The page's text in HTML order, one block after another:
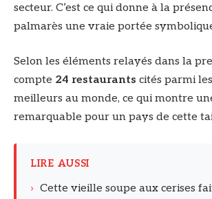
secteur. C’est ce qui donne à la
palmarès une vraie portée
Selon les éléments relayés dans la
compte 24 restaurants cités parmi
meilleurs au monde, ce qui montre
remarquable pour un pays de cette
LIRE AUSSI
› Cette vieille soupe aux cerises